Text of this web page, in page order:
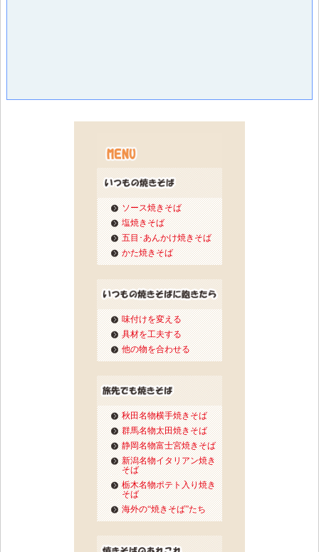
ソース焼きそば
塩焼きそば
五目･あんかけ焼きそば
かた焼きそば
味付けを変える
具材を工夫する
他の物を合わせる
秋田名物横手焼きそば
群馬名物太田焼きそば
静岡名物富士宮焼きそば
新潟名物イタリアン焼き
そば
栃木名物ポテト入り焼き
そば
海外の“焼きそば”たち